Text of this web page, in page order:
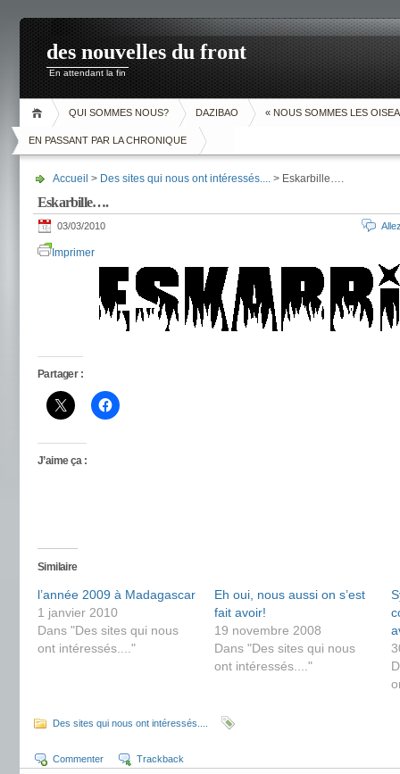
des nouvelles du front
En attendant la fin
QUI SOMMES NOUS? DAZIBAO « NOUS SOMMES LES
EN PASSANT PAR LA CHRONIQUE
Accueil > Des sites qui nous ont intéressés.... > Eskarbille….
Eskarbille….
03/03/2010
Imprimer
Partager :
J’aime ça :
Similaire
l’année 2009 à Madagascar
1 janvier 2010
Dans "Des sites qui nous
ont intéressés...."
Eh oui, nous aussi on s’est
fait avoir!
19 novembre 2008
Dans "Des sites qui nous
ont intéressés...."
Des sites qui nous ont intéressés....
Commenter Trackback